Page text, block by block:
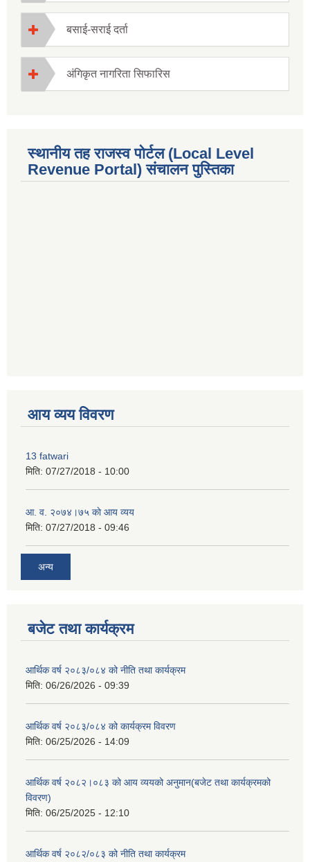
बसाई-सराई दर्ता
अंगिकृत नागरिता सिफारिस
स्थानीय तह राजस्व पोर्टल (Local Level
Revenue Portal) संचालन पुस्तिका
आय व्यय विवरण
13 fatwari
मिति: 07/27/2018 - 10:00
आ‍. व. २०७४।७५ काे आय व्यय
मिति: 07/27/2018 - 09:46
अन्य
बजेट तथा कार्यक्रम
आर्थिक वर्ष २०८३/०८४ को नीति तथा कार्यक्रम
मिति: 06/26/2026 - 09:39
आर्थिक वर्ष २०८३/०८४ को कार्यक्रम विवरण
मिति: 06/25/2026 - 14:09
आर्थिक वर्ष २०८२।०८३ को आय व्ययको अनुमान(बजेट तथा कार्यक्रमको
विवरण)
मिति: 06/25/2025 - 12:10
आर्थिक वर्ष २०८२/०८३ को नीति तथा कार्यक्रम